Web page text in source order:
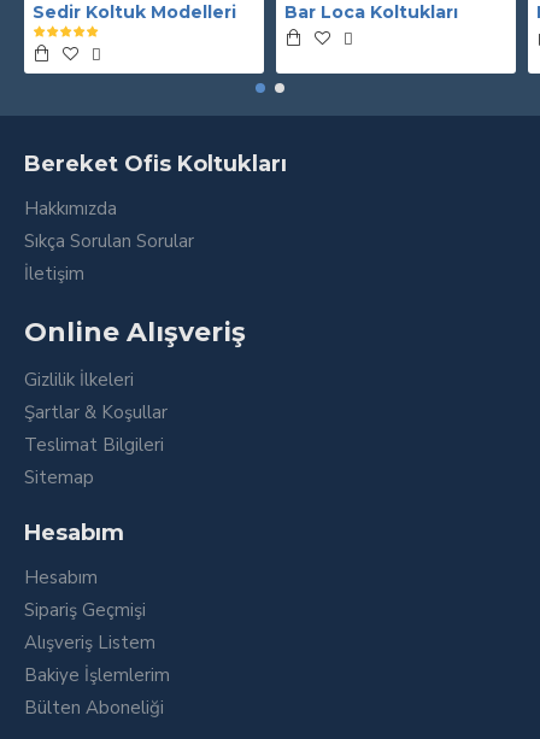
Sedir Koltuk Modelleri Bar Loca Koltukları
Bereket Ofis Koltukları
Hakkımızda
Sıkça Sorulan Sorular
İletişim
Online Alışveriş
Gizlilik İlkeleri
Şartlar & Koşullar
Teslimat Bilgileri
Sitemap
Hesabım
Hesabım
Sipariş Geçmişi
Alışveriş Listem
Bakiye İşlemlerim
Bülten Aboneliği